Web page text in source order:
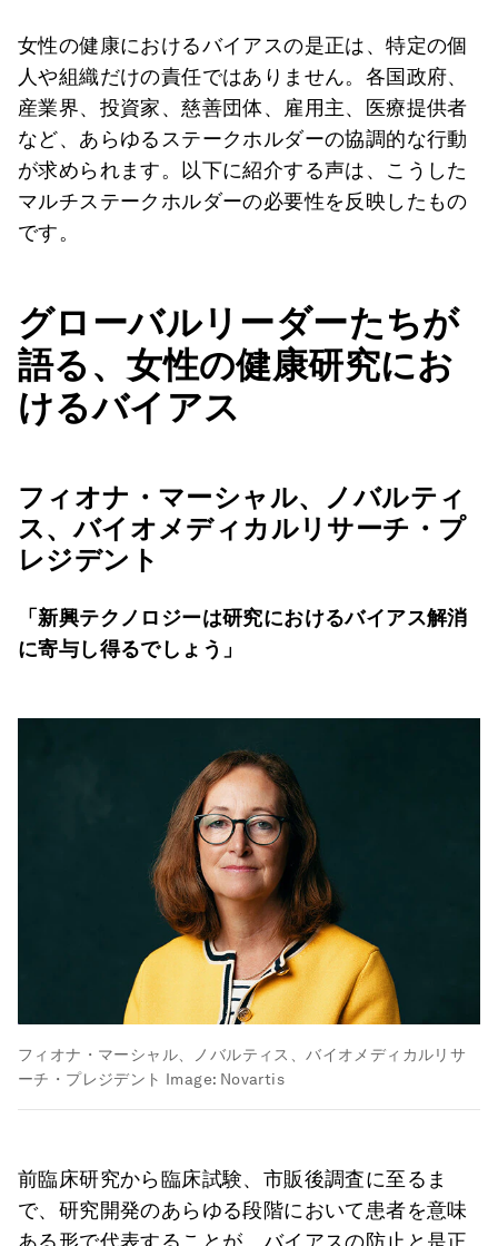
女性の健康におけるバイアスの是正は、特定の個
人や組織だけの責任ではありません。各国政府、
産業界、投資家、慈善団体、雇用主、医療提供者
など、あらゆるステークホルダーの協調的な行動
が求められます。以下に紹介する声は、こうした
マルチステークホルダーの必要性を反映したもの
です。
グローバルリーダーたちが
語る、女性の健康研究にお
けるバイアス
フィオナ・マーシャル、ノバルティ
ス、バイオメディカルリサーチ・プ
レジデント
「新興テクノロジーは研究におけるバイアス解消
に寄与し得るでしょう」
フィオナ・マーシャル、ノバルティス、バイオメディカルリサ
ーチ・プレジデント Image: Novartis
前臨床研究から臨床試験、市販後調査に至るま
で、研究開発のあらゆる段階において患者を意味
ある形で代表することが、バイアスの防止と是正